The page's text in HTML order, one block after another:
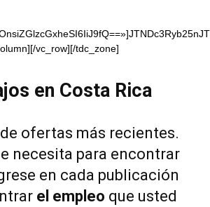
vc_row][/tdc_zone]
en Costa Rica
ofertas más recientes.
necesita para encontrar
en cada publicación
el empleo que usted